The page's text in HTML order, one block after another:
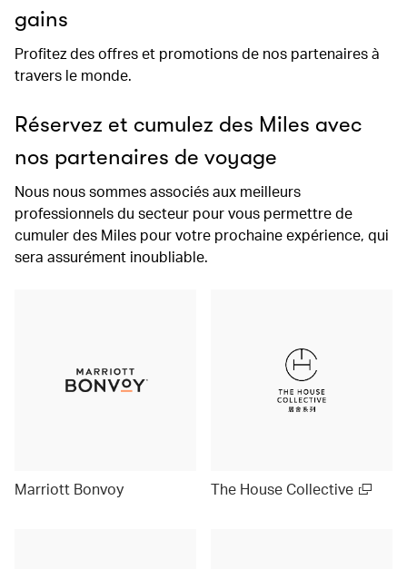
gains
Profitez des offres et promotions de nos partenaires à
travers le monde.
Réservez et cumulez des Miles avec
nos partenaires de voyage
Nous nous sommes associés aux meilleurs
professionnels du secteur pour vous permettre de
cumuler des Miles pour votre prochaine expérience, qui
sera assurément inoubliable.
Marriott Bonvoy The House Collective